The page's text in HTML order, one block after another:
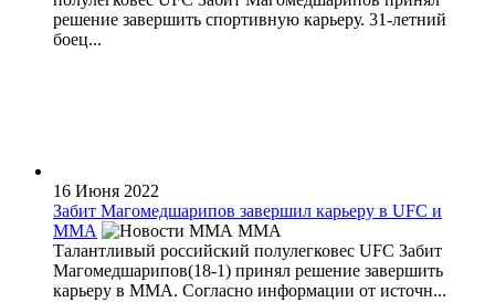
решение завершить спортивную карьеру. 31-летний
боец...
16 Июня 2022
Забит Магомедшарипов завершил карьеру в UFC и
ММА
MMA
Талантливый российский полулегковес UFC Забит
Магомедшарипов(18-1) принял решение завершить
карьеру в ММА. Согласно информации от источн...